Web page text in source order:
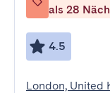
als 28
4.5
London, United